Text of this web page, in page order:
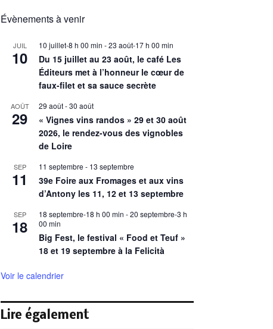
Évènements à venir
JUIL
10
10 juillet-8 h 00 min -23 août-17 h 00 min
Du 15 juillet au 23 août, le café Les
Éditeurs met à l’honneur le cœur de
faux-filet et sa sauce secrète
AOÛT
29
29 août-30 août
« Vignes vins randos » 29 et 30 août
2026, le rendez-vous des vignobles
de Loire
SEP
11
11 septembre - 13 septembre
39e Foire aux Fromages et aux vins
d’Antony les 11, 12 et 13 septembre
SEP
18
18 septembre-18 h 00 min -20 septembre-3 h
00 min
Big Fest, le festival « Food et Teuf »
18 et 19 septembre à la Felicità
Voir le calendrier
Lire également